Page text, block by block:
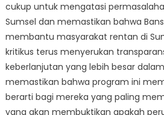
cukup untuk mengatasi
Sumsel dan memastikan bahwa
membantu masyarakat rentan di
kritikus terus menyerukan
keberlanjutan yang lebih besar
memastikan bahwa program ini
berarti bagi mereka yang paling
yang akan membuktikan apakah